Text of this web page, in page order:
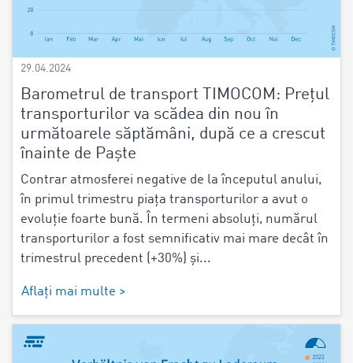
29.04.2024
Barometrul de transport TIMOCOM: Prețul
transporturilor va scădea din nou în
următoarele săptămâni, după ce a crescut
înainte de Paște
Contrar atmosferei negative de la începutul anului,
în primul trimestru piața transporturilor a avut o
evoluție foarte bună. În termeni absoluți, numărul
transporturilor a fost semnificativ mai mare decât în
trimestrul precedent (+30%) și...
Aflați mai multe >